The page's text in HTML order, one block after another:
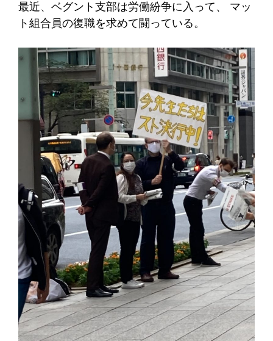
最近、ベグント支部は労働紛争に入って、 マッ
ト組合員の復職を求めて闘っている。